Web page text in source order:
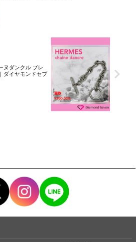
ヌダンクル ブレ
ダイヤモンドセブ